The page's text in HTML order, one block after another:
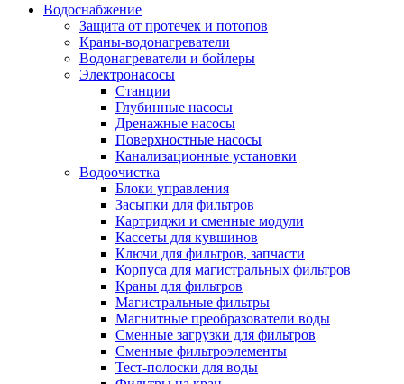
Строительные товары
Все для бани
Полезные статьи
Новости и Акции
Оплата и доставка
Водоснабжение
Защита от протечек и потопов
Краны-водонагреватели
Водонагреватели и бойлеры
Электронасосы
Станции
Глубинные насосы
Дренажные насосы
Поверхностные насосы
Канализационные установки
Водоочистка
Блоки управления
Засыпки для фильтров
Картриджи и сменные модули
Кассеты для кувшинов
Ключи для фильтров, запчасти
Корпуса для магистральных фильтров
Краны для фильтров
Магистральные фильтры
Магнитные преобразователи воды
Сменные загрузки для фильтров
Сменные фильтроэлементы
Тест-полоски для воды